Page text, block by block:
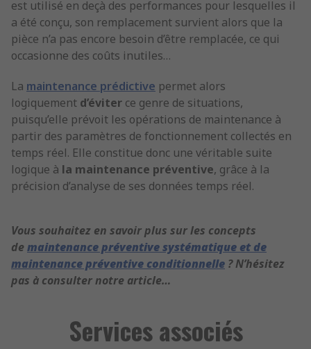
est utilisé en deçà des performances pour lesquelles il
a été conçu, son remplacement survient alors que la
pièce n’a pas encore besoin d’être remplacée, ce qui
occasionne des coûts inutiles…
La maintenance prédictive permet alors
logiquement d’éviter ce genre de situations,
puisqu’elle prévoit les opérations de maintenance à
partir des paramètres de fonctionnement collectés en
temps réel. Elle constitue donc une véritable suite
logique à la maintenance préventive, grâce à la
précision d’analyse de ses données temps réel.
Vous souhaitez en savoir plus sur les concepts
demaintenance préventive systématique et de
maintenance préventive conditionnelle ? N’hésitez
pas à consulter notre article…
Services associés